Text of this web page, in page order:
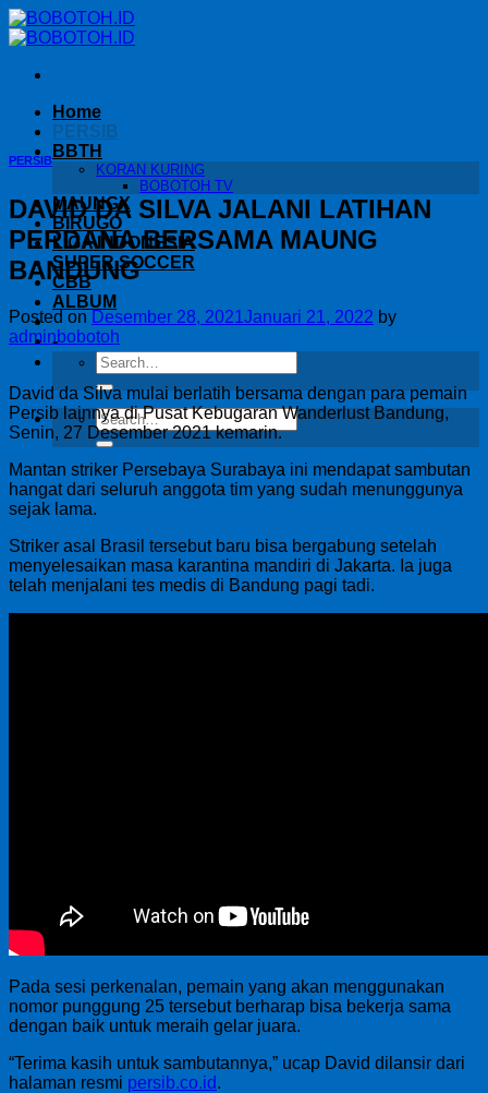
Skip
to
Home
PERSIB
BBTH
KORAN KURING
BOBOTOH TV
MAUNGX
BIRUGO
LIGA INDONESIA
SUPER SOCCER
CBB
ALBUM
-
PERSIB
DAVID DA SILVA JALANI LATIHAN
PERDANA BERSAMA MAUNG
BANDUNG
Posted on Desember 28, 2021 Januari 21, 2022 by
adminbobotoh
David da Silva mulai berlatih bersama dengan para pemain
Persib lainnya di Pusat Kebugaran Wanderlust Bandung,
Senin, 27 Desember 2021 kemarin.
Mantan striker Persebaya Surabaya ini mendapat sambutan
hangat dari seluruh anggota tim yang sudah menunggunya
sejak lama.
Striker asal Brasil tersebut baru bisa bergabung setelah
menyelesaikan masa karantina mandiri di Jakarta. Ia juga
telah menjalani tes medis di Bandung pagi tadi.
Pada sesi perkenalan, pemain yang akan menggunakan
nomor punggung 25 tersebut berharap bisa bekerja sama
dengan baik untuk meraih gelar juara.
“Terima kasih untuk sambutannya,” ucap David dilansir dari
halaman resmi persib.co.id.